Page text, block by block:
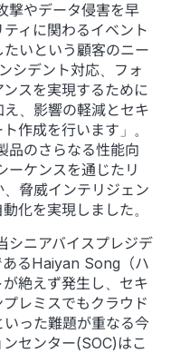
撃やデータ侵害を早
ィに関わるイベント
いという顧客のニー
シデント対応、フォ
スを実現するために
、影響の軽減とセキ
作成を行います」。
品のさらなる性能向
ーケンスを通じたリ
脅威インテリジェン
化を実現しました。
シニアバイスプレジデ
あるHaiyan Song（ハ
絶えず発生し、セキ
レミスでもクラウド
った難題が重なる今
センター(SOC)はこ